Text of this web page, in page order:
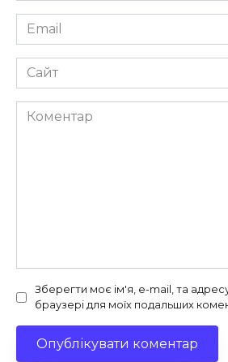
Email
*
Сайт
Коментар
Зберегти моє ім'я, e-mail, та
браузері для моїх подальших